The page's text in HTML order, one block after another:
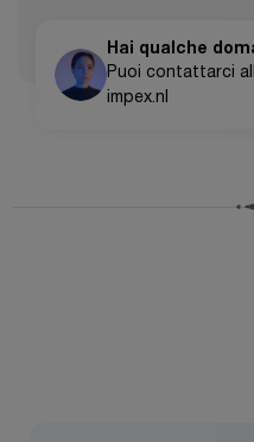
Hai qualche
Puoi contattarci
impex.nl